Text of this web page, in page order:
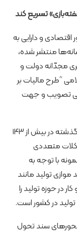
تسریع کند
و دارایی به
منتشر شده،
مجدّانه دولت و
“طرح مالیات بر
تصویب و جهت
فقدان این پایه مالیاتی که دست‌کم در ۱۰۰ سال گذشته در بیش از ۱۴۳
متعددی
با توجه به
موازی تولید مانند
در حوزه تولید را
در کشور است.
سند تحول